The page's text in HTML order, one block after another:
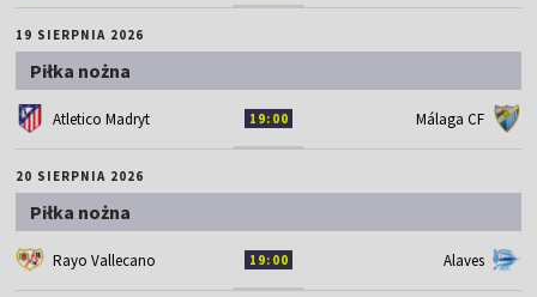
19 SIERPNIA 2026
Piłka nożna
Atletico Madryt 19:00 Málaga CF
20 SIERPNIA 2026
Piłka nożna
Rayo Vallecano 19:00 Alaves